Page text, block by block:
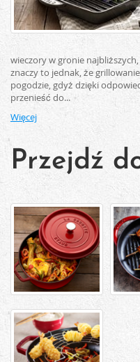
wieczory w gronie
znaczy to jednak, że
pogodzie, gdyż dzięki
przenieść do...
Więcej
Przejdź